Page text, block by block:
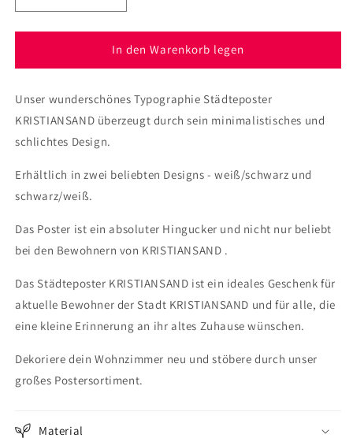
die
Menge
Poster
KRISTIANSAND
die
Menge
für
Poster
KRISTIANSAND
In den Warenkorb legen
Unser wunderschönes Typographie Städteposter
KRISTIANSAND überzeugt durch sein minimalistisches und
schlichtes Design.
Erhältlich in zwei beliebten Designs - weiß/schwarz und
schwarz/weiß.
Das Poster ist ein absoluter Hingucker und nicht nur beliebt
bei den Bewohnern von KRISTIANSAND .
Das Städteposter KRISTIANSAND ist ein ideales Geschenk für
aktuelle Bewohner der Stadt KRISTIANSAND und für alle, die
eine kleine Erinnerung an ihr altes Zuhause wünschen.
Dekoriere dein Wohnzimmer neu und stöbere durch unser
großes Postersortiment.
Material